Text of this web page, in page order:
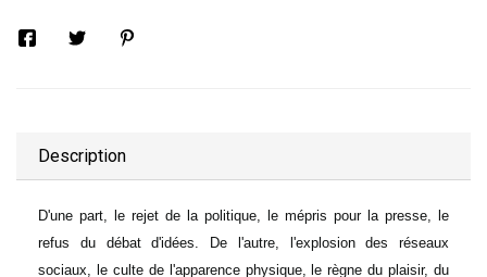
Description
D'une part, le rejet de la politique, le mépris pour la presse, le
refus du débat d'idées. De l'autre, l'explosion des réseaux
sociaux, le culte de l'apparence physique, le règne du plaisir, du